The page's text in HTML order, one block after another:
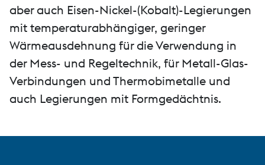
aber auch Eisen-Nickel-(Kobalt)-Legierungen
mit temperaturabhängiger, geringer
Wärmeausdehnung für die Verwendung in
der Mess- und Regeltechnik, für Metall-Glas-
Verbindungen und Thermobimetalle und
auch Legierungen mit Formgedächtnis.